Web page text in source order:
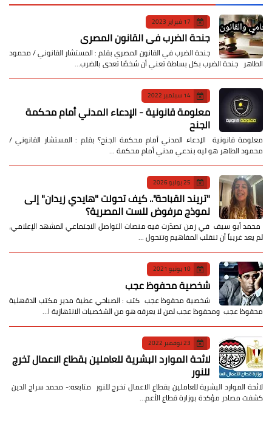
17 فبراير 2023
جنحة الضرب في القانون المصري
جنحة الضرب في القانون المصري بقلم : المستشار القانوني / محمود
الطاهر جنحة الضرب بكل بساطة تعني أن شخصًا تعدى بالضرب…
14 سبتمبر 2022
معلومة قانونية - الإدعاء المدني أمام محكمة
الجنح
معلومة قانونية الإدعاء المدني أمام محكمة الجنح؟ بقلم : المستشار القانوني /
محمود الطاهر هو ليه بندعي مدني أمام محكمة …
25 يوليو 2026
​"تريند القباحة".. كيف تحولت "هايدي زيدان" إلى
نموذج مرفوض للست المصرية؟
​ محمد أبو سيف ​في زمن تصدّرت فيه منصات التواصل الاجتماعي المشهد الإعلامي،
لم يعد غريباً أن تنقلب المفاهيم وتتحول …
10 يونيو 2021
شخصية محفوظ عجب
شخصية محفوظ عجب كتب : الصباحي عطية مدير مكتب الدقهلية
محفوظ عجب ومحفوظ عجب لمن لا يعرفه هو من الشخصيات الانتهازية ا…
23 نوفمبر 2022
لائحة الموارد البشرية للعاملين بقطاع الاعمال تخرج
للنور
لائحة الموارد البشرية للعاملين بقطاع الاعمال تخرج للنور متابعه:- محمد سراج الدين
كشفت مصادر مؤكدة بوزارة قطاع الأعم…